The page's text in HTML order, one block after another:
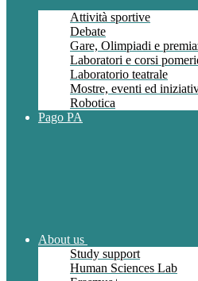
Attività sportive
Debate
Gare, Olimpiadi e
Laboratori e corsi
Laboratorio teatrale
Mostre, eventi ed
Robotica
Pago PA
About us
Study support
Human Sciences Lab